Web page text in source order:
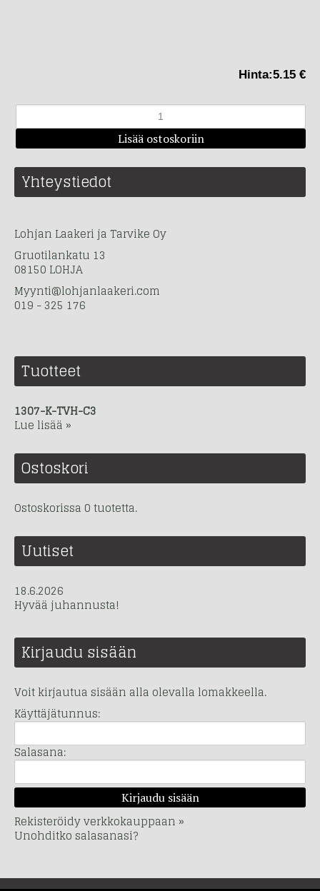
Hinta:5.15 €
Yhteystiedot
Lohjan Laakeri ja Tarvike Oy
Gruotilankatu 13
08150 LOHJA
Myynti@lohjanlaakeri.com
019 - 325 176
Tuotteet
1307-K-TVH-C3
Lue lisää »
Ostoskori
Ostoskorissa 0 tuotetta.
Uutiset
18.6.2026
Hyvää juhannusta!
Kirjaudu sisään
Voit kirjautua sisään alla olevalla lomakkeella.
Käyttäjätunnus:
Salasana:
Rekisteröidy verkkokauppaan »
Unohditko salasanasi?